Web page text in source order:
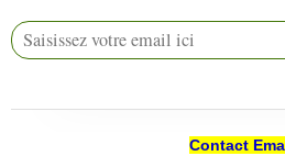
Contact